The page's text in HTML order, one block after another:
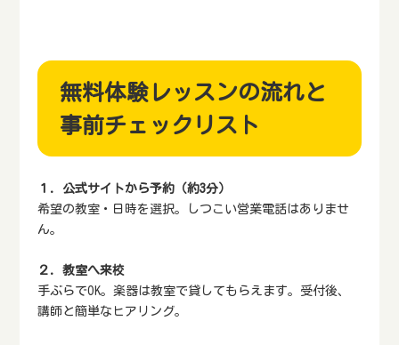
無料体験レッスンの流れと
事前チェックリスト
１．公式サイトから予約（約3分）
希望の教室・日時を選択。しつこい営業電話はありませ
ん。
２．教室へ来校
手ぶらでOK。楽器は教室で貸してもらえます。受付後、
講師と簡単なヒアリング。